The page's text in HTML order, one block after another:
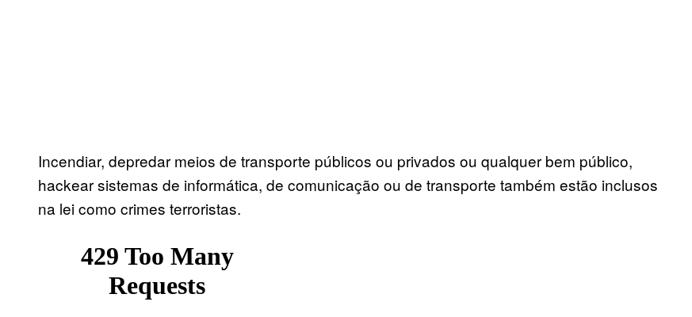
Incendiar, depredar meios de transporte públicos ou privados ou qualquer bem público,
hackear sistemas de informática, de comunicação ou de transporte também estão inclusos
na lei como crimes terroristas.